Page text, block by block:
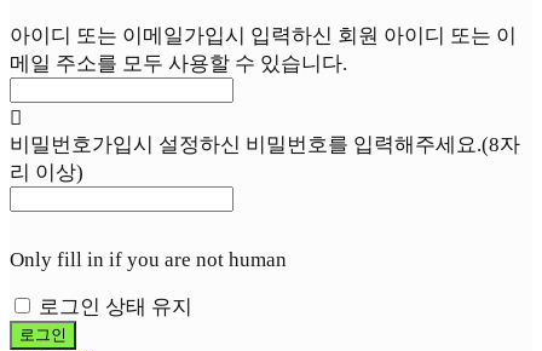
아이디 또는 이메일가입시 입력하신 회원 아이디 또는 이
메일 주소를 모두 사용할 수 있습니다.
비밀번호가입시 설정하신 비밀번호를 입력해주세요.(8자
리 이상)
Only fill in if you are not human
로그인 상태 유지